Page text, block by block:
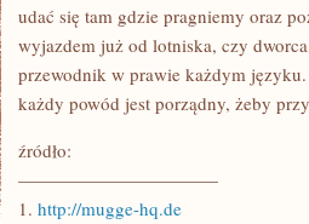
udać się tam gdzie pragniemy oraz
wyjazdem już od lotniska, czy
przewodnik w prawie każdym
każdy powód jest porządny, żeby
źródło:
———————————
1. http://mugge-hq.de